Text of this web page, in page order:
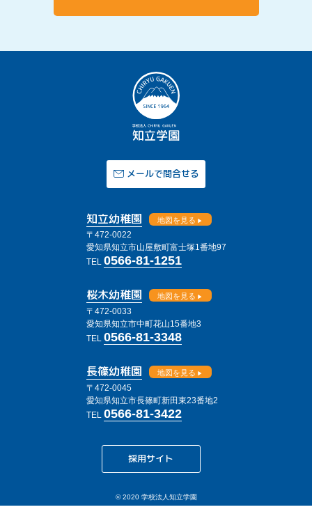
メールで問合せる
採用サイト
知立幼稚園 地図を見る
〒472-0022
愛知県知立市山屋敷町富士塚1番地97
TEL 0566-81-1251
桜木幼稚園 地図を見る
〒472-0033
愛知県知立市中町花山15番地3
TEL 0566-81-3348
長篠幼稚園 地図を見る
〒472-0045
愛知県知立市長篠町新田東23番地2
TEL 0566-81-3422
© 2020 学校法人知立学園